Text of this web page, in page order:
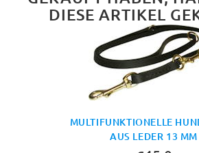
DIESE ARTIKEL
MULTIFUNKTIONELLE
AUS LEDER 13 MM